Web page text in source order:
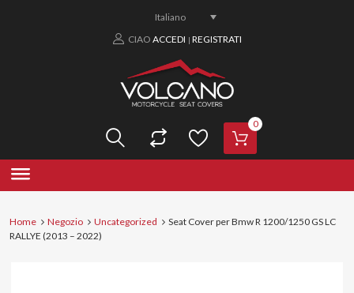
Italiano
CIAO ACCEDI | REGISTRATI
0
Home Negozio Uncategorized
Seat Cover per Bmw R 1200/1250 GS LC
RALLYE (2013 – 2022)